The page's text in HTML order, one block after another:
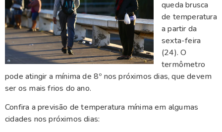
queda brusca
de temperatura
a partir da
sexta-feira
(24). O
termômetro
pode atingir a mínima de 8º nos próximos dias, que devem
ser os mais frios do ano.
Confira a previsão de temperatura mínima em algumas
cidades nos próximos dias: